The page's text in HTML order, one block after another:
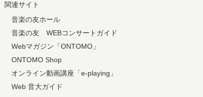
関連サイト
音楽の友ホール
音楽の友 WEBコンサートガイド
Webマガジン「ONTOMO」
ONTOMO Shop
オンライン動画講座「e-playing」
Web 音大ガイド